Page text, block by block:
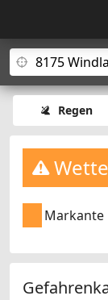
Regen
Markante